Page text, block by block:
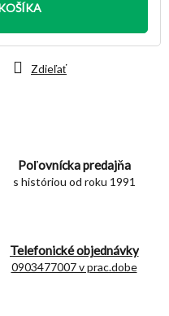
Poľovnícka predajňa
s históriou od roku 1991
Telefonické objednávky
0903477007 v prac.dobe
Zdieľať